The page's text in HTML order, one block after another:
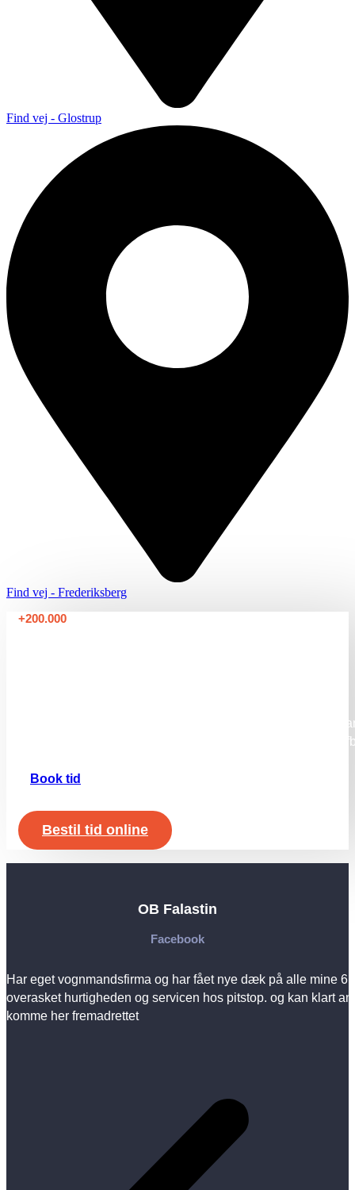
Find vej - Glostrup
Find vej - Frederiksberg
+200.000
Med over 15 års erfaring har vi hjulpet mere end 200.000
køb af nye dæk og fælge, dækskift, fælgeskift, sporing og
Book tid
Bestil tid online
OB Falastin
Facebook
Har eget vognmandsfirma og har fået nye dæk på alle mine 6
overasket hurtigheden og servicen hos pitstop. og kan klart
komme her fremadrettet